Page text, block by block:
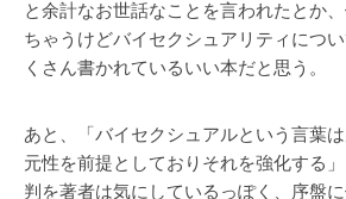
と余計なお世話なことを言われたとか
ちゃうけどバイセクシュアリティにつ
くさん書かれているいい本だと思う。
あと、「バイセクシュアルという言葉
元性を前提としておりそれを強化する
判を著者は気にしているっぽく、序盤